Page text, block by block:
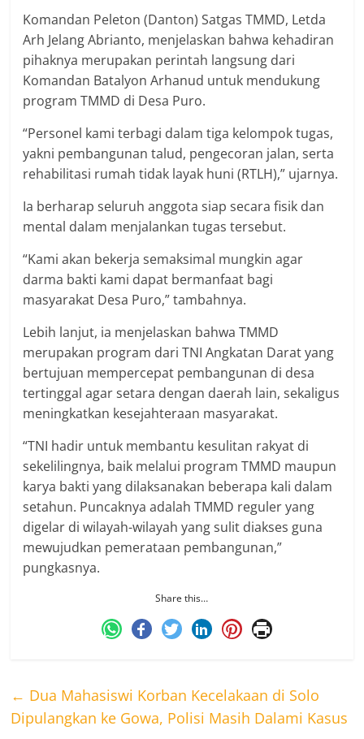
Komandan Peleton (Danton) Satgas TMMD, Letda
Arh Jelang Abrianto, menjelaskan bahwa kehadiran
pihaknya merupakan perintah langsung dari
Komandan Batalyon Arhanud untuk mendukung
program TMMD di Desa Puro.
“Personel kami terbagi dalam tiga kelompok tugas,
yakni pembangunan talud, pengecoran jalan, serta
rehabilitasi rumah tidak layak huni (RTLH),” ujarnya.
Ia berharap seluruh anggota siap secara fisik dan
mental dalam menjalankan tugas tersebut.
“Kami akan bekerja semaksimal mungkin agar
darma bakti kami dapat bermanfaat bagi
masyarakat Desa Puro,” tambahnya.
Lebih lanjut, ia menjelaskan bahwa TMMD
merupakan program dari TNI Angkatan Darat yang
bertujuan mempercepat pembangunan di desa
tertinggal agar setara dengan daerah lain, sekaligus
meningkatkan kesejahteraan masyarakat.
“TNI hadir untuk membantu kesulitan rakyat di
sekelilingnya, baik melalui program TMMD maupun
karya bakti yang dilaksanakan beberapa kali dalam
setahun. Puncaknya adalah TMMD reguler yang
digelar di wilayah-wilayah yang sulit diakses guna
mewujudkan pemerataan pembangunan,”
pungkasnya.
Share this…
← Dua Mahasiswi Korban Kecelakaan di Solo
Dipulangkan ke Gowa, Polisi Masih Dalami Kasus